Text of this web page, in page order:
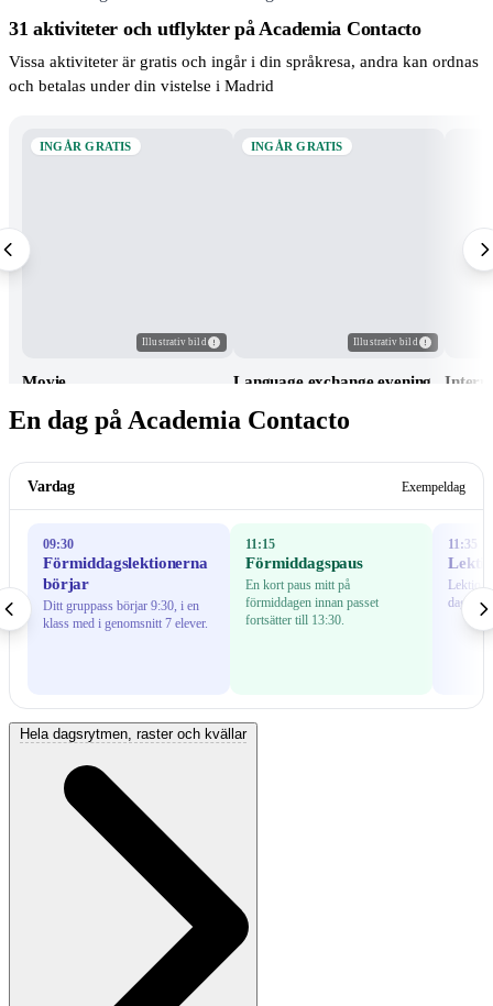
31 aktiviteter och utflykter på Academia Contacto
Vissa aktiviteter är gratis och ingår i din språkresa, andra kan ordnas
och betalas under din vistelse i Madrid
INGÅR GRATIS
Illustrativ bild
Movie
INGÅR GRATIS
Illustrativ bild
Language exchange evening
En dag på Academia Contacto
Vardag Exempeldag
09:30
Förmiddagslektionerna
börjar
Ditt gruppass börjar 9:30, i en
klass med i genomsnitt 7 elever.
11:15
Förmiddagspaus
En kort paus mitt på
förmiddagen innan passet
fortsätter till 13:30.
11:35
dagens
Hela dagsrytmen, raster och kvällar